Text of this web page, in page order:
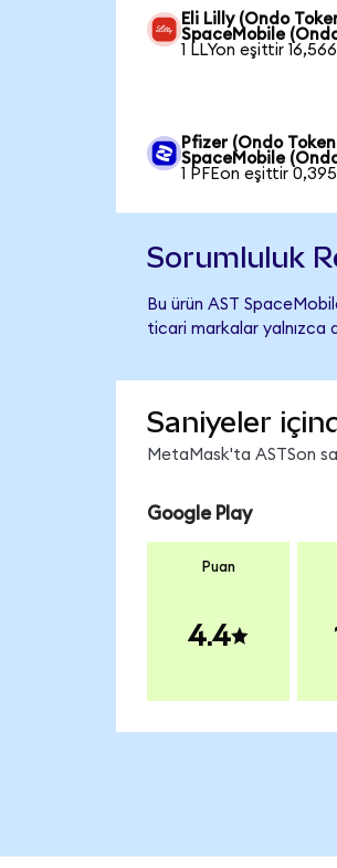
Eli Lilly (Ondo
SpaceMobile
1 LLYon eşittir
Pfizer (Ondo
SpaceMobile
1 PFEon eşittir
Sorumluluk
Bu ürün AST
ticari markalar yalnızca
Saniyeler
MetaMask'ta ASTSon
Google Play
Puan
4.4